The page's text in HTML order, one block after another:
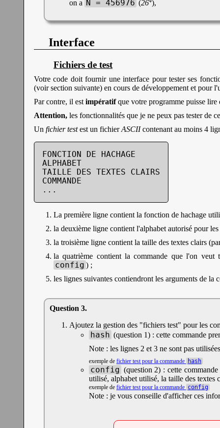
on a N = 456976 (26 ),
Interface
Fichiers de test
Votre code doit fournir une interface pour tester ses
(voir section suivante) en cours de développement et pour
Par contre, il est impératifque votre programme puisse lire
Attention, les fonctionnalités que je ne peux pas tester de
Un fichier testest un fichierASCIIcontenant au moins 4
FONCTION DE HACHAGE
ALPHABET
TAILLE DES TEXTES CLAIRS
COMMANDE
...
La première ligne contient la fonction de hachage
la deuxième ligne contient l'alphabet autorisé pour
la troisième ligne contient la taille des textes clairs
la quatrième contient la commande que l'on veut
config ) ;
les lignes suivantes contiendront les arguments de la
Ajoutez la gestion des "fichiers test" pour les
hash (question 1) : cette commande
Note : les lignes 2 et 3 ne sont pas
exemple de fichier test pour la commande hash
config (question 2) : cette
utilisé, alphabet utilisé, la taille des textes
exemple de fichier test pour la commande config
Note : je vous conseille d'afficher ces